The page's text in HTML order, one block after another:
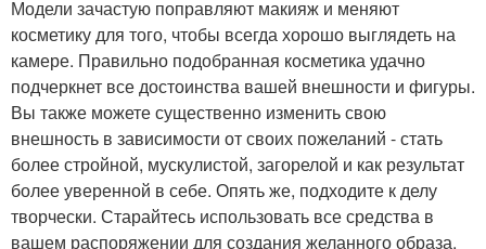
Модели зачастую поправляют макияж и меняют
косметику для того, чтобы всегда хорошо выглядеть на
камере. Правильно подобранная косметика удачно
подчеркнет все достоинства вашей внешности и фигуры.
Вы также можете существенно изменить свою
внешность в зависимости от своих пожеланий - стать
более стройной, мускулистой, загорелой и как результат
более уверенной в себе. Опять же, подходите к делу
творчески. Старайтесь использовать все средства в
вашем распоряжении для создания желанного образа.